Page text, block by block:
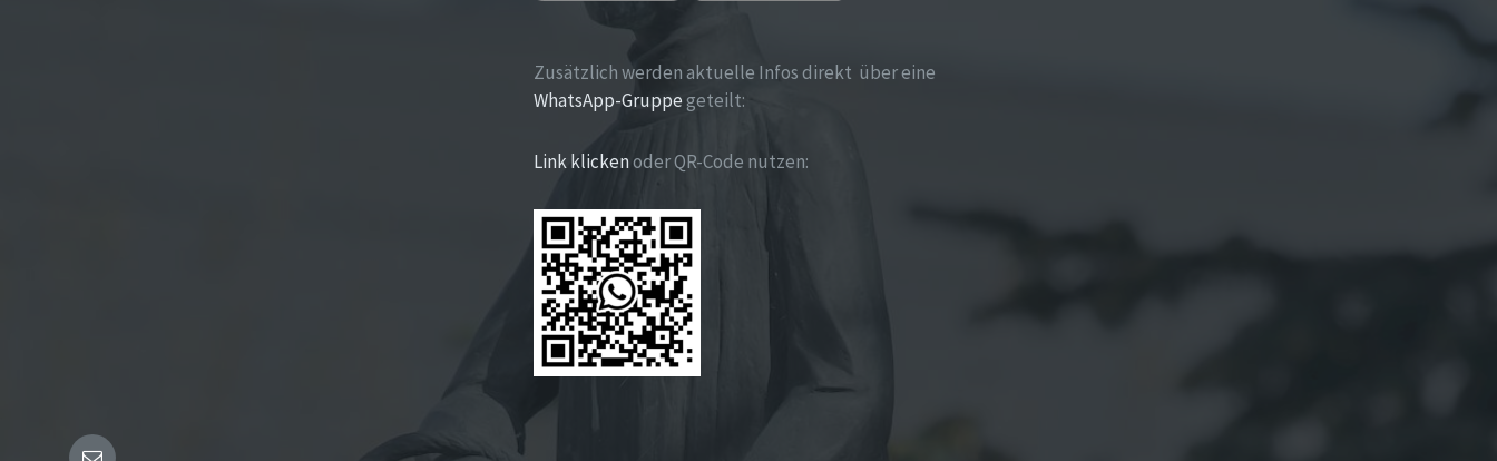
Zusätzlich werden aktuelle Infos direkt über eine
WhatsApp-Gruppe geteilt:
Link klickenoder QR-Code nutzen:
Email